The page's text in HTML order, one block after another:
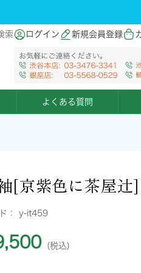
索 ログイン 新規会員登録
よくある質問
[京紫色に茶屋辻]
： y-it459
(税込)